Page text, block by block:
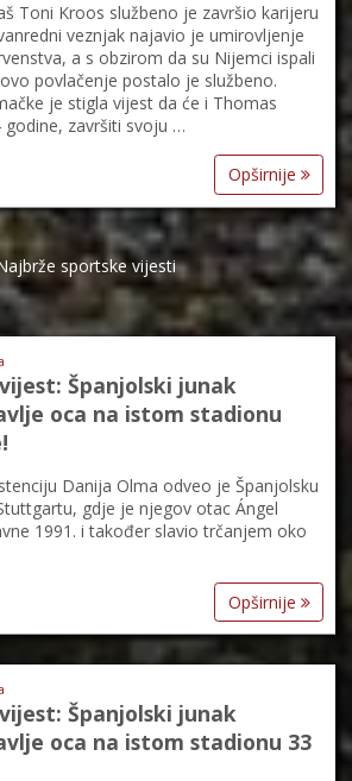
Toni Kroos službeno je završio karijeru
veznjak najavio je umirovljenje
a s obzirom da su Nijemci ispali
povlačenje postalo je službeno.
je stigla vijest da će i Thomas
godine, završiti svoju …
Opširnije
sportske vijesti
Španjolski junak
oca na istom stadionu
Danija Olma odveo je Španjolsku
gdje je njegov otac Ángel
1991. i također slavio trčanjem oko
Opširnije
Španjolski junak
oca na istom stadionu 33